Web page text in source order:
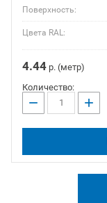
Поверхность:
Цвета RAL:
4.44 р. (метр)
Количество:
− +